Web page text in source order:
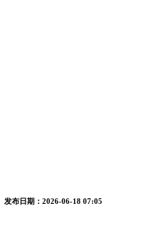
发布日期：2026-06-18 07:05